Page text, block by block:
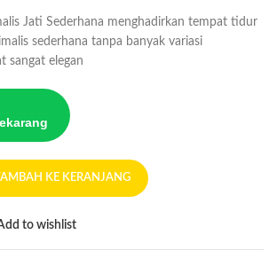
Jati Sederhana menghadirkan tempat tidur
sederhana tanpa banyak variasi
sangat elegan
TAMBAH KE KERANJANG
to wishlist